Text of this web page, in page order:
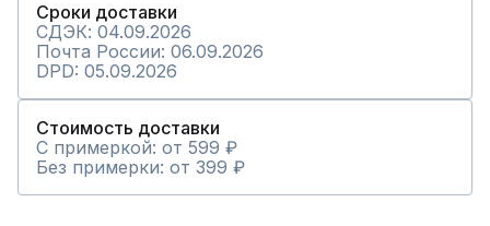
Сроки доставки
СДЭК: 04.09.2026
Почта России: 06.09.2026
DPD: 05.09.2026
Стоимость доставки
С примеркой: от 599 ₽
Без примерки: от 399 ₽